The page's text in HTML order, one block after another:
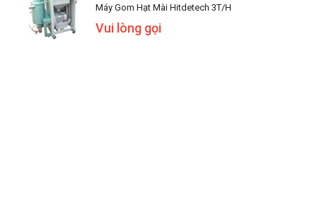
Máy Gom Hạt Mài Hitdetech 3T/h
Vui lòng gọi